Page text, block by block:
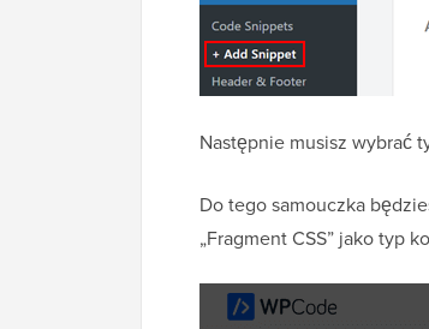
Następnie musisz wybrać
Do tego samouczka
„Fragment CSS” jako typ